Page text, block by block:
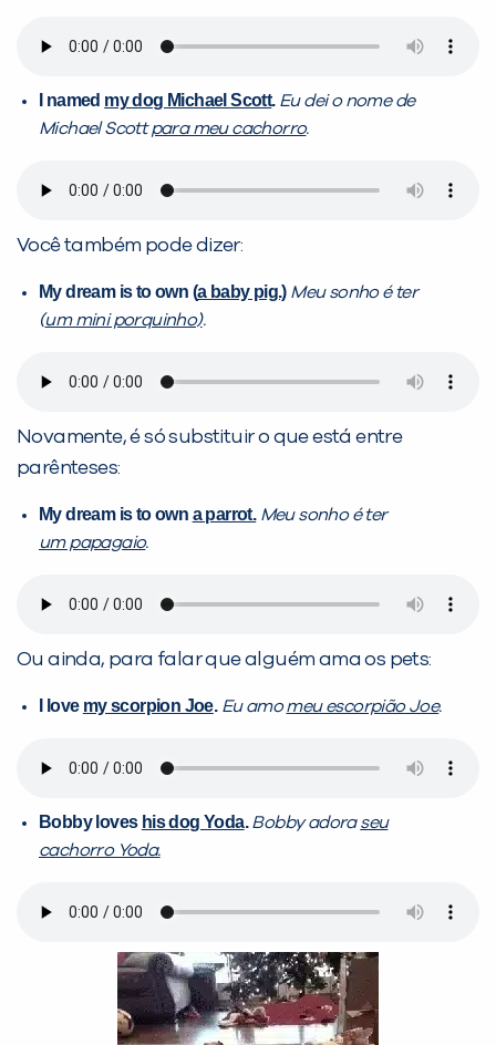
I named my dog Michael Scott. Eu dei o nome de
Michael Scottpara meu cachorro.
Você também pode dizer:
My dream is to own (a baby pig.) Meu sonho é ter
(um mini porquinho).
Novamente, é só substituir o que está entre
parênteses:
My dream is to own a parrot. Meu sonho é ter
um papagaio.
Ou ainda, para falar que alguém ama os pets:
I love my scorpion Joe. Eu amomeu escorpião Joe.
Bobby loves his dog Yoda.Bobby adoraseu
cachorro Yoda.